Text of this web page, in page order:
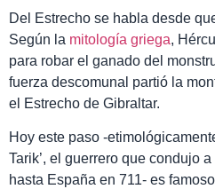
Del Estrecho se habla desde
Según la mitología griega,
para robar el ganado del
fuerza descomunal partió la
el Estrecho de Gibraltar.
Hoy este paso -
Tarik’, el guerrero que condujo
hasta España en 711- es